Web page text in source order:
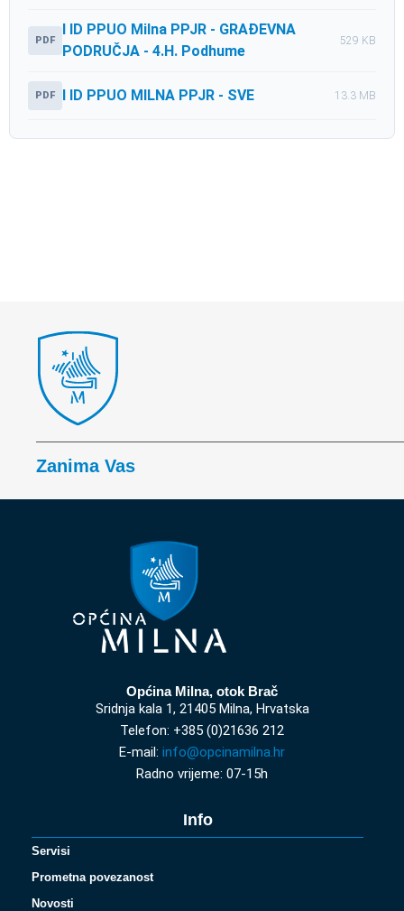
PDF
I ID PPUO Milna PPJR - GRAĐEVNA
PODRUČJA - 4.H. Podhume
529 KB
PDF I ID PPUO MILNA PPJR - SVE 13.3 MB
Zanima Vas
Općina Milna, otok Brač
Sridnja kala 1, 21405 Milna, Hrvatska
Telefon: +385 (0)21636 212
E-mail: info@opcinamilna.hr
Radno vrijeme: 07-15h
Info
Servisi
Prometna povezanost
Novosti